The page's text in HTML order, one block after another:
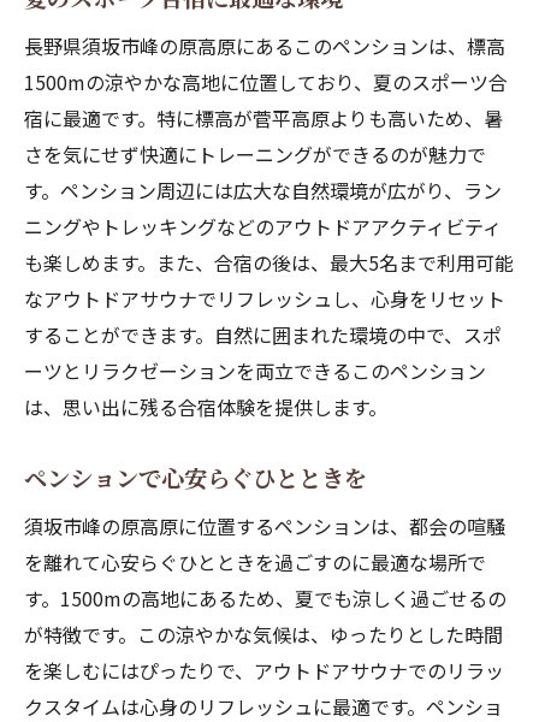
自然に囲まれたリラクゼーション施設
高原でのアクティビティと宿泊の魅力
心温まるサービスとこだわりの宿泊体験
長野のペンションで過ごす特別な夏休み
長野県須坂市峰の原高原にあるこのペンションは、標高
1500mの涼やかな高地に位置しており、夏のスポーツ合
宿に最適です。特に標高が菅平高原よりも高いため、暑
さを気にせず快適にトレーニングができるのが魅力で
す。ペンション周辺には広大な自然環境が広がり、ラン
ニングやトレッキングなどのアウトドアアクティビティ
も楽しめます。また、合宿の後は、最大5名まで利用可能
なアウトドアサウナでリフレッシュし、心身をリセット
することができます。自然に囲まれた環境の中で、スポ
ーツとリラクゼーションを両立できるこのペンション
は、思い出に残る合宿体験を提供します。
ペンションで心安らぐひとときを
須坂市峰の原高原に位置するペンションは、都会の喧騒
を離れて心安らぐひとときを過ごすのに最適な場所で
す。1500mの高地にあるため、夏でも涼しく過ごせるの
が特徴です。この涼やかな気候は、ゆったりとした時間
を楽しむにはぴったりで、アウトドアサウナでのリラッ
クスタイムは心身のリフレッシュに最適です。ペンショ